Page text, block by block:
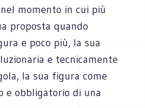
momento in cui più
proposta quando
e poco più, la sua
e tecnicamente
la sua figura come
e obbligatorio di una